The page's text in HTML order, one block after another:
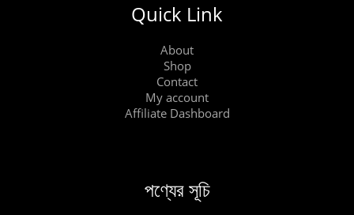
Quick Link
About
Shop
Contact
My account
Affiliate Dashboard
পণ্যের সূচি